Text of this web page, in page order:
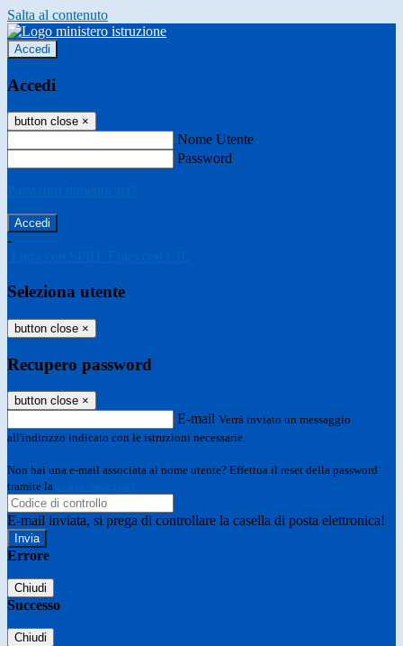
Salta al contenuto
Accedi
Accedi
button close ×
Nome Utente
Password
-
Seleziona utente
button close ×
Recupero password
button close ×
E-mail Verrà inviato un messaggio
all'indirizzo indicato con le istruzioni necessarie.
Non hai una e-mail associata al nome utente? Effettua il reset della password
tramite la
E-mail inviata, si prega di controllare la casella di posta elettronica!
Errore
Chiudi
Successo
Chiudi